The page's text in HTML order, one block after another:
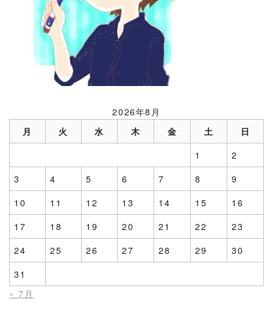
2026年8月
月 火 水 木 金 土 日
1
2
3
4 5 6 7 8
9
10
11 12 13 14 15
16
17
18 19 20 21 22
23
24
25 26 27 28 29
30
31
« 7月